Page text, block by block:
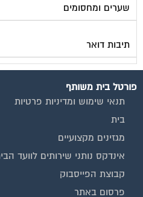
מגזין בעלי מקצוע
מגזין כלכלה ומשכנתאות
מגזין שיפוץ בניינים
שירותים נוספים
טפסים שימושיים
אינדקס נותני שירותים לוועד הבית
המוקד לדייר